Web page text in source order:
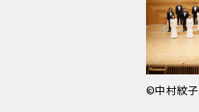
©中村紋子